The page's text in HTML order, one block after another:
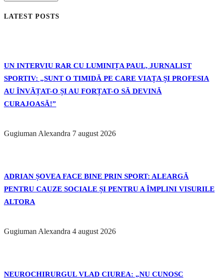
LATEST POSTS
UN INTERVIU RAR CU LUMINIȚA PAUL, JURNALIST
SPORTIV: „SUNT O TIMIDĂ PE CARE VIAȚA ȘI PROFESIA
AU ÎNVĂȚAT-O ȘI AU FORȚAT-O SĂ DEVINĂ
CURAJOASĂ!”
Gugiuman Alexandra 7 august 2026
ADRIAN ȘOVEA FACE BINE PRIN SPORT: ALEARGĂ
PENTRU CAUZE SOCIALE ȘI PENTRU A ÎMPLINI VISURILE
ALTORA
Gugiuman Alexandra 4 august 2026
NEUROCHIRURGUL VLAD CIUREA: „NU CUNOSC